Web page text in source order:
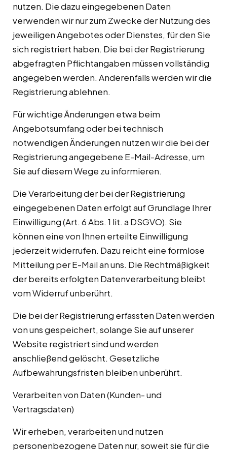
nutzen. Die dazu eingegebenen Daten
verwenden wir nur zum Zwecke der Nutzung des
jeweiligen Angebotes oder Dienstes, für den Sie
sich registriert haben. Die bei der Registrierung
abgefragten Pflichtangaben müssen vollständig
angegeben werden. Anderenfalls werden wir die
Registrierung ablehnen.
Für wichtige Änderungen etwa beim
Angebotsumfang oder bei technisch
notwendigen Änderungen nutzen wir die bei der
Registrierung angegebene E-Mail-Adresse, um
Sie auf diesem Wege zu informieren.
Die Verarbeitung der bei der Registrierung
eingegebenen Daten erfolgt auf Grundlage Ihrer
Einwilligung (Art. 6 Abs. 1 lit. a DSGVO). Sie
können eine von Ihnen erteilte Einwilligung
jederzeit widerrufen. Dazu reicht eine formlose
Mitteilung per E-Mail an uns. Die Rechtmäßigkeit
der bereits erfolgten Datenverarbeitung bleibt
vom Widerruf unberührt.
Die bei der Registrierung erfassten Daten werden
von uns gespeichert, solange Sie auf unserer
Website registriert sind und werden
anschließend gelöscht. Gesetzliche
Aufbewahrungsfristen bleiben unberührt.
Verarbeiten von Daten (Kunden- und
Vertragsdaten)
Wir erheben, verarbeiten und nutzen
personenbezogene Daten nur, soweit sie für die